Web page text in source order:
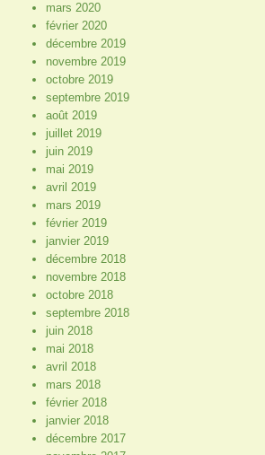
mars 2020
février 2020
décembre 2019
novembre 2019
octobre 2019
septembre 2019
août 2019
juillet 2019
juin 2019
mai 2019
avril 2019
mars 2019
février 2019
janvier 2019
décembre 2018
novembre 2018
octobre 2018
septembre 2018
juin 2018
mai 2018
avril 2018
mars 2018
février 2018
janvier 2018
décembre 2017